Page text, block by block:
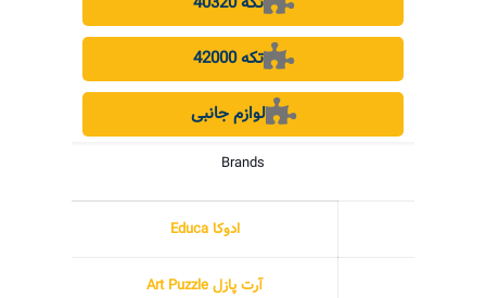
42000 تکه
لوازم جانبی
Brands
ادوکا Educa
آرت پازل Art Puzzle